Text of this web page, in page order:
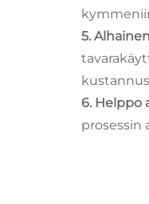
5.
6. Helppo
prosessin